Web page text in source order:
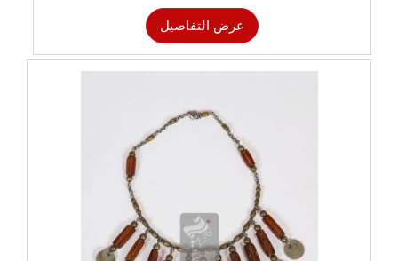
عرض التفاصيل